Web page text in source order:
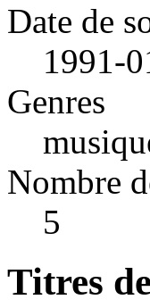
Date de
1991-
Genres
Nombre
5
Titres